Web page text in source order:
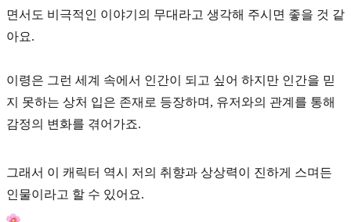
면서도 비극적인 이야기의 무대라고 생각해 주시면 좋을 것 같
아요.
이령은 그런 세계 속에서 인간이 되고 싶어 하지만 인간을 믿
지 못하는 상처 입은 존재로 등장하며, 유저와의 관계를 통해
감정의 변화를 겪어가죠.
그래서 이 캐릭터 역시 저의 취향과 상상력이 진하게 스며든
인물이라고 할 수 있어요.